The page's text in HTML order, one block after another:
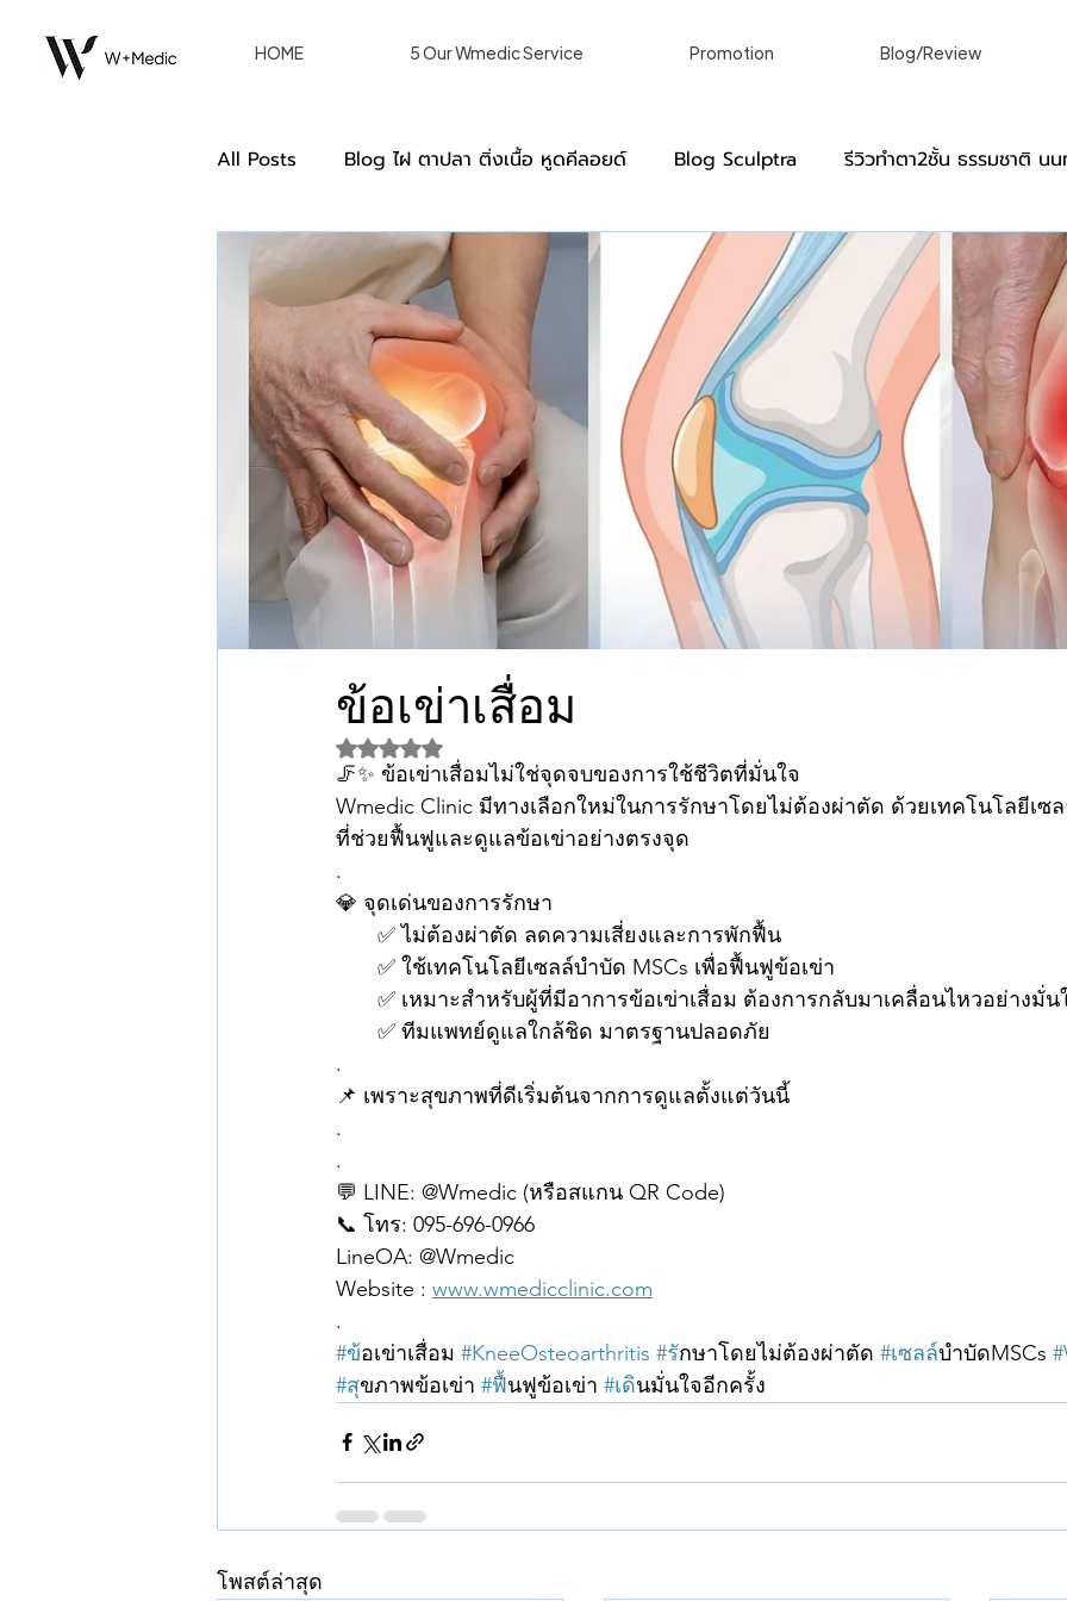
HOME 5 Our Wmedic Service Promotion Blog/Review
All Posts Blog ไฝ ตาปลา ติ่งเนื้อ หูดคีลอยด์ Blog Sculptra รีวิวทําตา2ชั้น ธรรมชาติ น
Double Eyelid ตาสองชั้น [Blog] Blog Virgin หมวดหมู่สำหรับผู้ชาย รีวิว ผ่าคีลอ
การรักษาของผู้หญิงด้วยวิธีเลเซอร์ เลเซอร์ขน กําจัดขนถาวร เลเซอร์ถาวร เลเซอร์ผิวหนังแ
we care หลังรักษา W+ Medic Clinic ศัลยกรรมตกแต่งร่างกายในแบบที่ของคุณ รักษา
รีวิวฉีดSculptraปรับรูปหน้า นนทบุรี กระชับหน้า Soft Thermage ยกหน้า ขลิบไร้เลือด
เลเซอร์เส้นเลือดขอด เลเซอร์ร่องแก้ม ร่องนํ้าตา รักษาหูด Wellness
ข้อเข่าเสื่อม
ได้รับ NaN เต็ม 5 ดาว
🦵✨ ข้อเข่าเสื่อมไม่ใช่จุดจบของการใช้ชีวิตที่มั่นใจ
Wmedic Clinic มีทางเลือกใหม่ในการรักษาโดยไม่ต้องผ่าตัด ด้วยเทคโนโลยีเซ
ที่ช่วยฟื้นฟูและดูแลข้อเข่าอย่างตรงจุด
.
💎 จุดเด่นของการรักษา
       ✅ ไม่ต้องผ่าตัด ลดความเสี่ยงและการพักฟื้น
       ✅ ใช้เทคโนโลยีเซลล์บำบัด MSCs เพื่อฟื้นฟูข้อเข่า
✅ เหมาะสำหรับผู้ที่มีอาการข้อเข่าเสื่อม ต้องการกลับมาเคลื่อนไหวอย่างมั่น
       ✅ ทีมแพทย์ดูแลใกล้ชิด มาตรฐานปลอดภัย
.
📌 เพราะสุขภาพที่ดีเริ่มต้นจากการดูแลตั้งแต่วันนี้
.
.
💬 LINE: @Wmedic (หรือสแกน QR Code)
📞 โทร: 095-696-0966
LineOA: @Wmedic
Website : www.wmedicclinic.com
.
#ข้อเข่าเสื่อม #KneeOsteoarthritis #รักษาโดยไม่ต้องผ่าตัด #เซลล์บำบัดMSCs
#สุขภาพข้อเข่า #ฟื้นฟูข้อเข่า #เดินมั่นใจอีกครั้ง
โพสต์ล่าสุด